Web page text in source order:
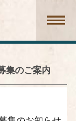
集のご案内